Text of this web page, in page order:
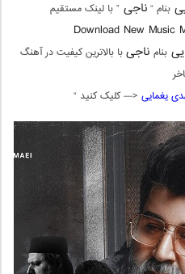
بنام “ناجی” با لینک مستقیم
Download New Music
بنام ناجیبا بالاترین کیفیت در آهنگ
یغمایی <— کلیک کنید “